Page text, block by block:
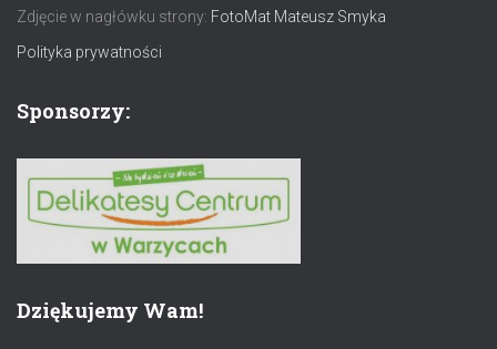
Zdjęcie w nagłówku strony: FotoMat Mateusz Smyka
Polityka prywatności
Sponsorzy:
Dziękujemy Wam!